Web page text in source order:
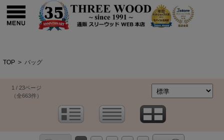
TOP > バッグ
1 / 23ページ
（全663件）